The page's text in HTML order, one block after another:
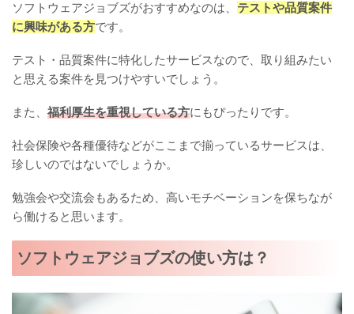
ソフトウェアジョブズがおすすめなのは、 テストや品質案件
に興味がある方です。
テスト・品質案件に特化したサービスなので、取り組みたい
と思える案件を見つけやすいでしょう。
また、 福利厚生を重視している方にもぴったりです。
社会保険や各種優待などがここまで揃っているサービスは、
珍しいのではないでしょうか。
勉強会や交流会もあるため、高いモチベーションを保ちなが
ら働けると思います。
ソフトウェアジョブズの使い方は？